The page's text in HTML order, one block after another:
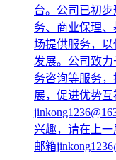
台。公司已初
务、商业保理
场提供服务，
发展。公司致
务咨询等服务
展，促进优势
兴趣，请在上
邮箱